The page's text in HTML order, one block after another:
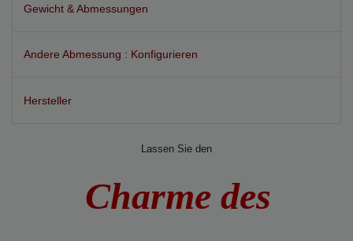
Gewicht & Abmessungen
Andere Abmessung : Konfigurieren
Hersteller
Lassen Sie den
Charme des